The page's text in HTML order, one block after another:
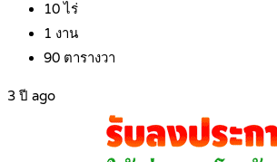
10ไร่
1 งาน
90 ตารางวา
3 ปี ago